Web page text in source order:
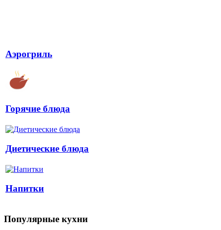
Аэрогриль
Горячие блюда
Диетические блюда
Напитки
Популярные кухни